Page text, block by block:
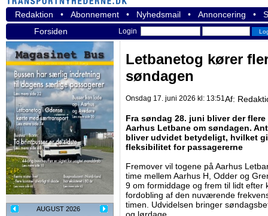
Redaktion • Abonnement • Nyhedsmail • Annoncering •
Forsiden
Login
AUGUST 2026
Letbanetog kører
søndagen
Onsdag 17. juni 2026 kl: 13:51Af:
Fra søndag 28. juni bliver der
Aarhus Letbane om søndagen.
bliver udvidet betydeligt, hvilket
fleksibilitet for passagererne
Fremover vil togene på Aarhus
time mellem Aarhus H, Odder og
9 om formiddage og frem til lidt efter
fordobling af den nuværende
timen. Udvidelsen bringer